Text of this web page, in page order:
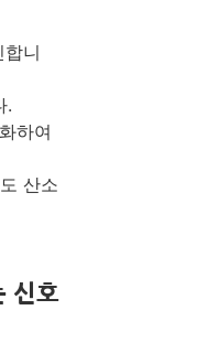
니
.
하여
산소
신호